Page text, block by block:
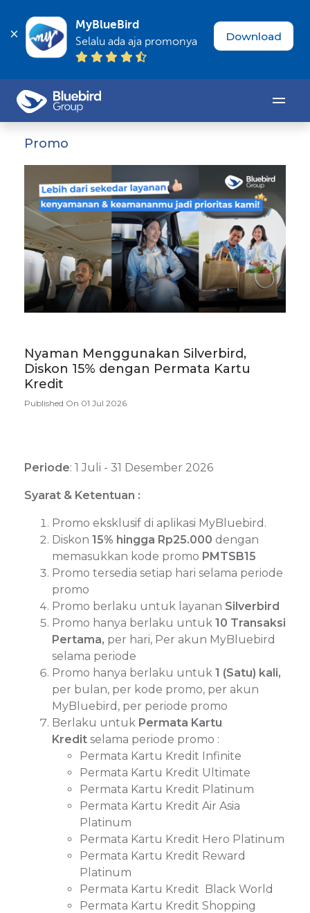
MyBlueBird
Selalu ada aja promonya Download
Promo
Nyaman Menggunakan Silverbird,
Diskon 15% dengan Permata Kartu
Kredit
Published On 01 Jul 2026
Periode: 1 Juli - 31 Desember 2026
Syarat & Ketentuan :
Promo eksklusif di aplikasi MyBluebird.
Diskon 15% hingga Rp25.000 dengan
memasukkan kode promo PMTSB15
Promo tersedia setiap hari selama periode
promo
Promo berlaku untuk layanan Silverbird
Promo hanya berlaku untuk 10 Transaksi
Pertama, per hari, Per akun MyBluebird
selama periode
Promo hanya berlaku untuk 1 (Satu) kali,
per bulan, per kode promo, per akun
MyBluebird, per periode promo
Berlaku untuk Permata Kartu
Kredit selama periode promo :
Permata Kartu Kredit Infinite
Permata Kartu Kredit Ultimate
Permata Kartu Kredit Platinum
Permata Kartu Kredit Air Asia
Platinum
Permata Kartu Kredit Hero Platinum
Permata Kartu Kredit Reward
Platinum
Permata Kartu Kredit Black World
Permata Kartu Kredit Shopping